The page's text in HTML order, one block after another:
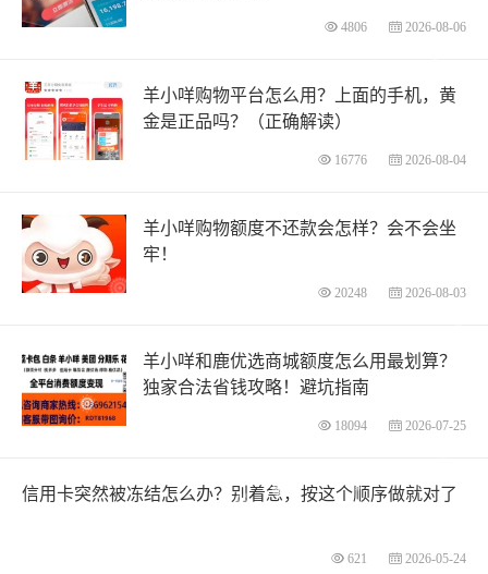
4806 2026-08-06
羊小咩购物平台怎么用？上面的手机，黄
金是正品吗？（正确解读）
16776 2026-08-04
羊小咩购物额度不还款会怎样？会不会坐
牢！
20248 2026-08-03
羊小咩和鹿优选商城额度怎么用最划算？
独家合法省钱攻略！避坑指南
18094 2026-07-25
信用卡突然被冻结怎么办？别着急，按这个顺序做就对了
621 2026-05-24